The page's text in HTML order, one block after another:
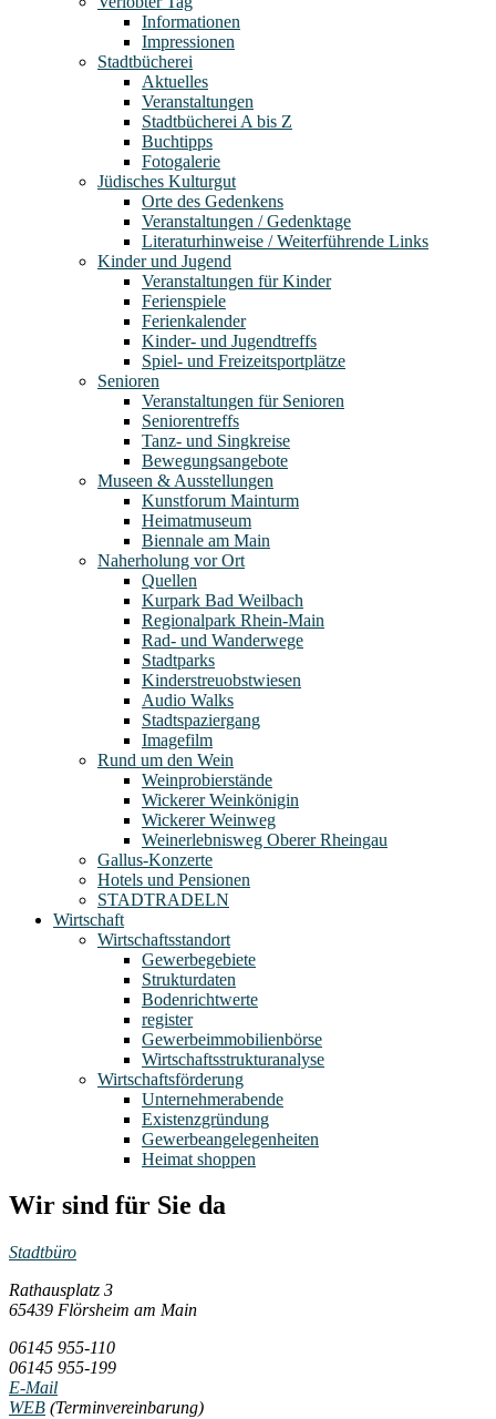
Informationen
Impressionen
Stadtbücherei
Aktuelles
Veranstaltungen
Stadtbücherei A bis Z
Buchtipps
Fotogalerie
Jüdisches Kulturgut
Orte des Gedenkens
Veranstaltungen / Gedenktage
Literaturhinweise / Weiterführende Links
Kinder und Jugend
Veranstaltungen für Kinder
Ferienspiele
Ferienkalender
Kinder- und Jugendtreffs
Spiel- und Freizeitsportplätze
Senioren
Veranstaltungen für Senioren
Seniorentreffs
Tanz- und Singkreise
Bewegungsangebote
Museen & Ausstellungen
Kunstforum Mainturm
Heimatmuseum
Biennale am Main
Naherholung vor Ort
Quellen
Kurpark Bad Weilbach
Regionalpark Rhein-Main
Rad- und Wanderwege
Stadtparks
Kinderstreuobstwiesen
Audio Walks
Stadtspaziergang
Imagefilm
Rund um den Wein
Weinprobierstände
Wickerer Weinkönigin
Wickerer Weinweg
Weinerlebnisweg Oberer Rheingau
Gallus-Konzerte
Hotels und Pensionen
STADTRADELN
Wirtschaft
Wirtschaftsstandort
Gewerbegebiete
Strukturdaten
Bodenrichtwerte
register
Gewerbeimmobilienbörse
Wirtschaftsstrukturanalyse
Wirtschaftsförderung
Unternehmerabende
Existenzgründung
Gewerbeangelegenheiten
Heimat shoppen
Wir sind für Sie da
Stadtbüro
Rathausplatz 3
65439 Flörsheim am Main
06145 955-110
06145 955-199
E-Mail
WEB (Terminvereinbarung)